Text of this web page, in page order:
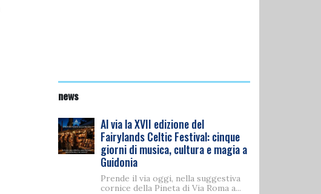
news
Al via la XVII edizione del
Fairylands Celtic Festival: cinque
giorni di musica, cultura e magia a
Guidonia
Prende il via oggi, nella suggestiva
cornice della Pineta di Via Roma a...